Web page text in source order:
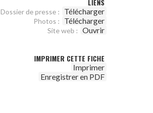
LIENS
Dossier de presse : Télécharger
Photos : Télécharger
Site web : Ouvrir
IMPRIMER CETTE FICHE
Imprimer
Enregistrer en PDF